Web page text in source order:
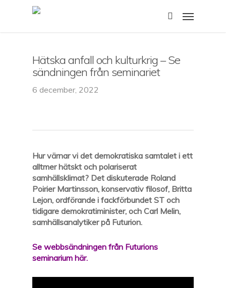
search
Menu
Hätska anfall och kulturkrig – Se
sändningen från seminariet
6 december, 2022
Hur värnar vi det demokratiska samtalet i ett
alltmer hätskt och polariserat
samhällsklimat? Det diskuterade Roland
Poirier Martinsson, konservativ filosof, Britta
Lejon, ordförande i fackförbundet ST och
tidigare demokratiminister, och Carl Melin,
samhällsanalytiker på Futurion.
Se webbsändningen från Futurions
seminarium här.